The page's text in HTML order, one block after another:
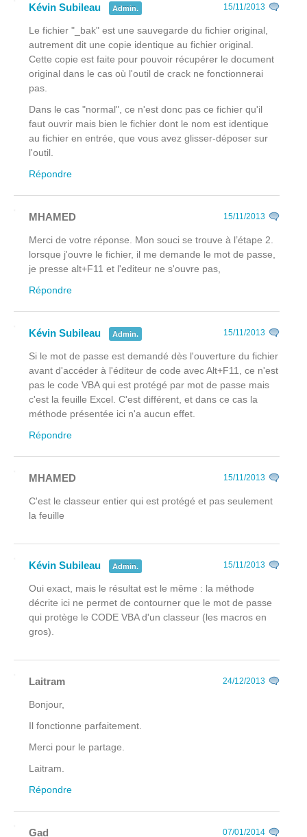
Kévin Subileau Admin. 15/11/2013
Le fichier "_bak" est une sauvegarde du fichier original,
autrement dit une copie identique au fichier original.
Cette copie est faite pour pouvoir récupérer le document
original dans le cas où l'outil de crack ne fonctionnerai
pas.
Dans le cas "normal", ce n'est donc pas ce fichier qu'il
faut ouvrir mais bien le fichier dont le nom est identique
au fichier en entrée, que vous avez glisser-déposer sur
l'outil.
Répondre
MHAMED 15/11/2013
Merci de votre réponse. Mon souci se trouve à l’étape 2.
lorsque j'ouvre le fichier, il me demande le mot de passe,
je presse alt+F11 et l'editeur ne s'ouvre pas,
Répondre
Kévin Subileau Admin. 15/11/2013
Si le mot de passe est demandé dès l'ouverture du fichier
avant d'accéder à l'éditeur de code avec Alt+F11, ce n'est
pas le code VBA qui est protégé par mot de passe mais
c'est la feuille Excel. C'est différent, et dans ce cas la
méthode présentée ici n'a aucun effet.
Répondre
MHAMED 15/11/2013
C'est le classeur entier qui est protégé et pas seulement
la feuille
Kévin Subileau Admin. 15/11/2013
Oui exact, mais le résultat est le même : la méthode
décrite ici ne permet de contourner que le mot de passe
qui protège le CODE VBA d'un classeur (les macros en
gros).
Laitram 24/12/2013
Bonjour,
Il fonctionne parfaitement.
Merci pour le partage.
Laitram.
Répondre
Gad 07/01/2014